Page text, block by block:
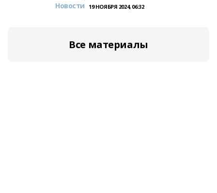
Новости 19 НОЯБРЯ 2024, 06:32
Все материалы